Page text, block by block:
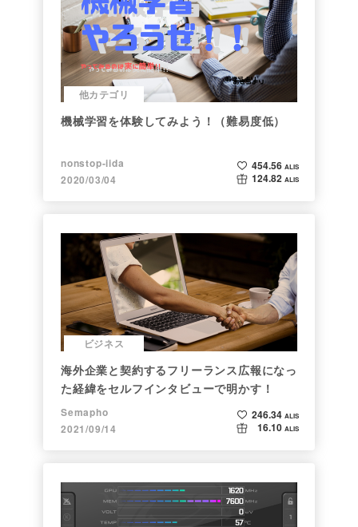
他カテゴリ
機械学習を体験してみよう！（難易度低）
nonstop-iida
2020/03/04
454.56 ALIS
124.82 ALIS
ビジネス
海外企業と契約するフリーランス広報になっ
た経緯をセルフインタビューで明かす！
Semapho
2021/09/14
246.34 ALIS
16.10 ALIS